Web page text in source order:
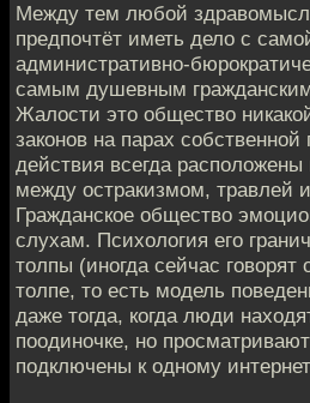
Между тем любой
предпочтёт иметь дело с
административно-
самым душевным
Жалости это общество
законов на парах
действия всегда
между остракизмом, травлей
Гражданское общество
слухам. Психология его
толпы (иногда сейчас говорят
толпе, то есть модель
даже тогда, когда люди
поодиночке, но
подключены к одному